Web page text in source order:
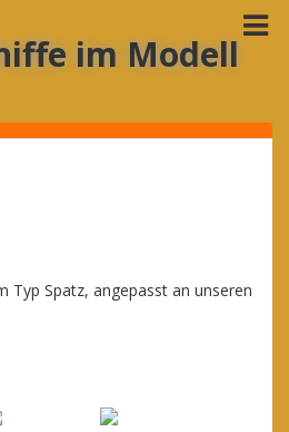
im Modell
Typ Spatz, angepasst an unseren